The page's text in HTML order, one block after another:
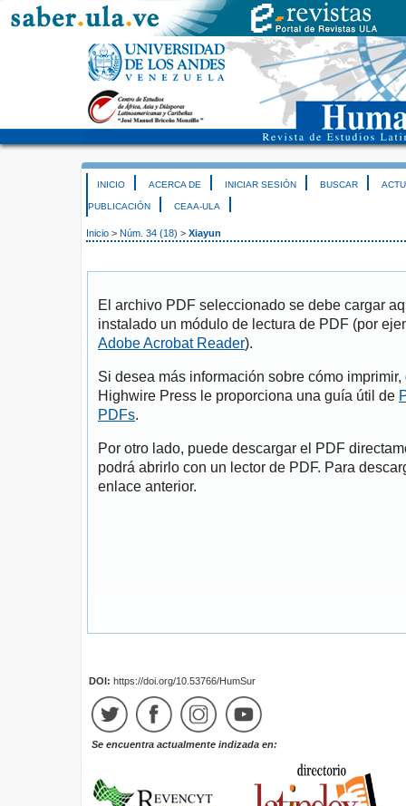
INICIO ACERCA DE INICIAR SESIÓN BUSCAR
PUBLICACIÓN CEAA-ULA
Inicio > Núm. 34 (18) > Xiayun
El archivo PDF seleccionado se debe cargar
instalado un módulo de lectura de PDF (por
Adobe Acrobat Reader).
Si desea más información sobre cómo
Highwire Press le proporciona una guía útil de
PDFs.
Por otro lado, puede descargar el PDF
podrá abrirlo con un lector de PDF. Para
enlace anterior.
DOI: https://doi.org/10.53766/HumSur
Se encuentra actualmente indizada en: